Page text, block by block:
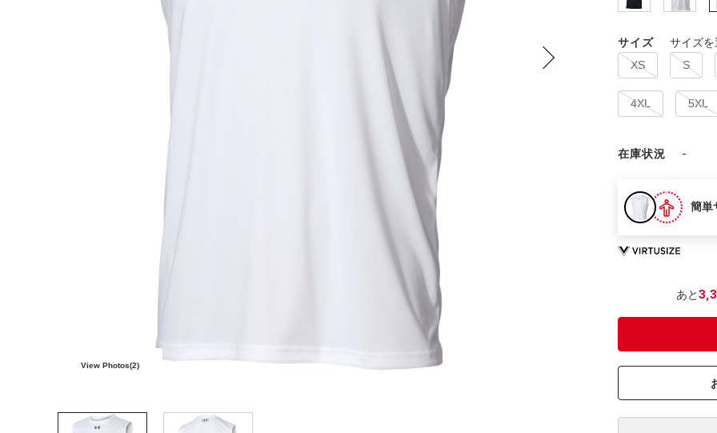
View Photos(2)
サイズ サイズ
XS S
4XL 5XL
在庫状況 -
簡単
あと